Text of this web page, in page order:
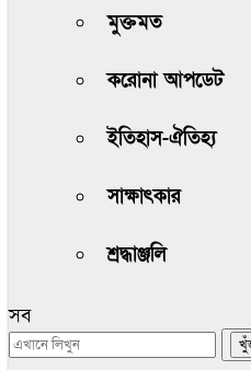
মুক্তমত
করোনা আপডেট
ইতিহাস-ঐতিহ্য
সাক্ষাৎকার
শ্রদ্ধাঞ্জলি
সব